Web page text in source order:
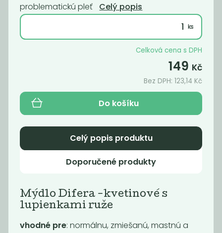
Tuhý
kondicionér -
Tuhý
kondicionér -
249Kč
problematickú pleť
Celý popis
Celková cena s DPH
149 Kč
Bez DPH:123,14 Kč
Do košíku
Celý popis produktu
Doporučené produkty
Mýdlo Difera -kvetinové s
lupienkami ruže
vhodné pre: normálnu, zmiešanú, mastnú a